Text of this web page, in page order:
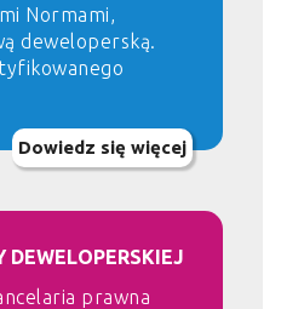
Normami,
deweloperską.
Dowiedz się więcej
prawna